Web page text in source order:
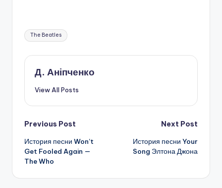
Tags:
The Beatles
Д. Аніпченко
View All Posts
Post
navigation
Previous Post
История песни Won’t
Get Fooled Again —
The Who
Next Post
История песни Your
Song Элтона Джона